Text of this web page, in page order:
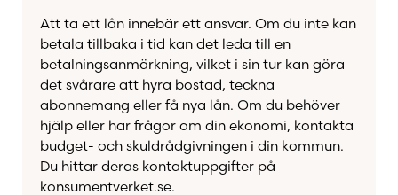
Den robusta konstruktionen med komponenter i
gjutjärn och chamotte är byggd för lång
livslängd och hög driftsäkerhet. Modellen kan
dessutom kompletteras med värmelagrande
magasin, vilket gör att värmen avges under
längre tid efter avslutad eldning.
Hos Kaminbutiken hjälper vi dig genom hela
Att ta ett lån innebär ett ansvar. Om du inte kan
betala tillbaka i tid kan det leda till en
betalningsanmärkning, vilket i sin tur kan göra
det svårare att hyra bostad, teckna
abonnemang eller få nya lån. Om du behöver
hjälp eller har frågor om din ekonomi, kontakta
budget- och skuldrådgivningen i din kommun.
Du hittar deras kontaktuppgifter på
konsumentverket.se.